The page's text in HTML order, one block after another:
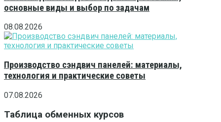
основные виды и выбор по задачам
08.08.2026
Производство сэндвич панелей: материалы,
технология и практические советы
07.08.2026
Таблица обменных курсов